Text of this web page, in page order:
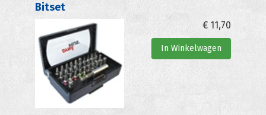
Bitset
€ 11,70
In Winkelwagen